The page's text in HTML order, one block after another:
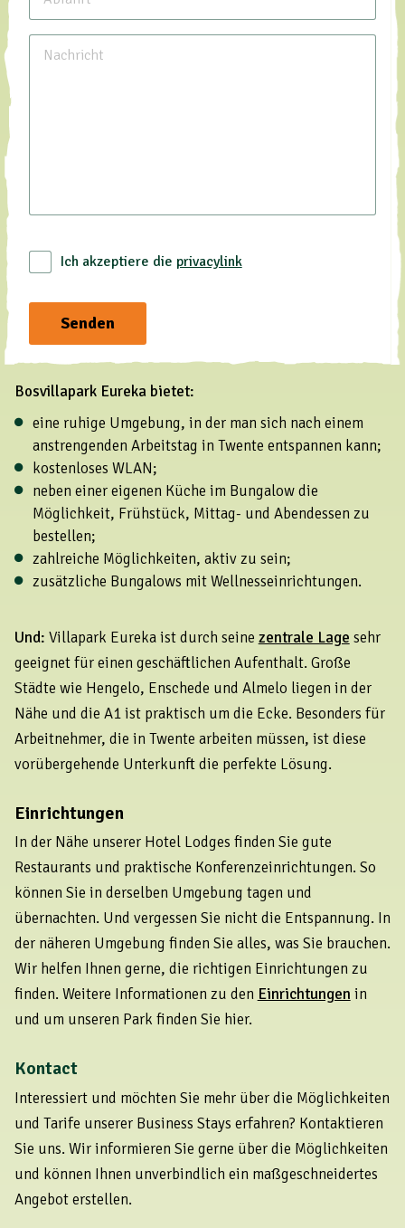
Ich akzeptiere die privacylink
Senden
Bosvillapark Eureka bietet:
eine ruhige Umgebung, in der man sich nach einem
anstrengenden Arbeitstag in Twente entspannen kann;
kostenloses WLAN;
neben einer eigenen Küche im Bungalow die
Möglichkeit, Frühstück, Mittag- und Abendessen zu
bestellen;
zahlreiche Möglichkeiten, aktiv zu sein;
zusätzliche Bungalows mit Wellnesseinrichtungen.
Und: Villapark Eureka ist durch seine zentrale Lage sehr
geeignet für einen geschäftlichen Aufenthalt. Große
Städte wie Hengelo, Enschede und Almelo liegen in der
Nähe und die A1 ist praktisch um die Ecke. Besonders für
Arbeitnehmer, die in Twente arbeiten müssen, ist diese
vorübergehende Unterkunft die perfekte Lösung.
Einrichtungen
In der Nähe unserer Hotel Lodges finden Sie gute
Restaurants und praktische Konferenzeinrichtungen. So
können Sie in derselben Umgebung tagen und
übernachten. Und vergessen Sie nicht die Entspannung. In
der näheren Umgebung finden Sie alles, was Sie brauchen.
Wir helfen Ihnen gerne, die richtigen Einrichtungen zu
finden. Weitere Informationen zu den Einrichtungen in
und um unseren Park finden Sie hier.
Kontact
Interessiert und möchten Sie mehr über die Möglichkeiten
und Tarife unserer Business Stays erfahren? Kontaktieren
Sie uns. Wir informieren Sie gerne über die Möglichkeiten
und können Ihnen unverbindlich ein maßgeschneidertes
Angebot erstellen.